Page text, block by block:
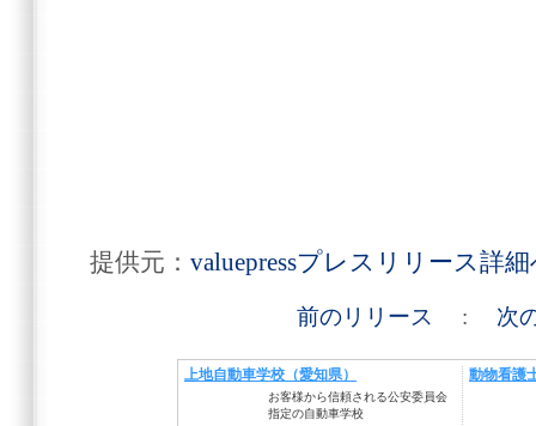
提供元： valuepressプレスリリース詳
前のリリース : 次